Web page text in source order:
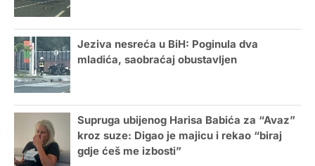
Jeziva nesreća u BiH: Poginula dva
mladića, saobraćaj obustavljen
Supruga ubijenog Harisa Babića za “Avaz”
kroz suze: Digao je majicu i rekao “biraj
gdje ćeš me izbosti”